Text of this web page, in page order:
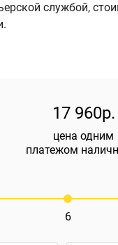
службой,
17 960р.
цена одним
платежом
6